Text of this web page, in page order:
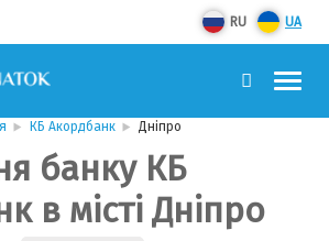
RU UA
КБ Акордбанк Дніпро
банку КБ
в місті Дніпро